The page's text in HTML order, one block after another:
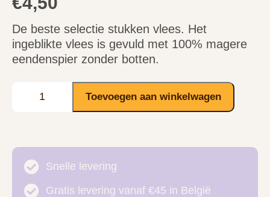
De beste selectie stukken vlees. Het
ingeblikte vlees is gevuld met 100% magere
eendenspier zonder botten.
Toevoegen aan winkelwagen
Snelle levering
Gratis levering vanaf €45 in België